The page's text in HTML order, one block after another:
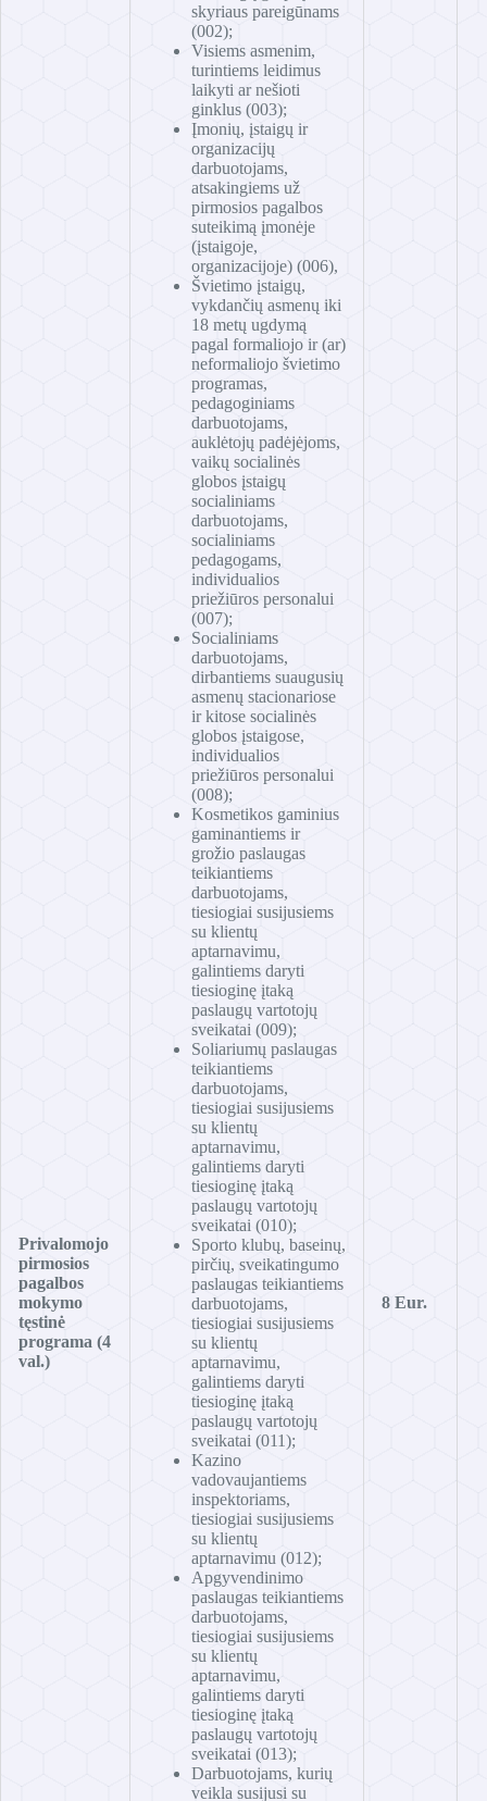
Privalomojo
pirmosios
pagalbos
mokymo
tęstinė
programa (4
val.)
skyriaus pareigūnams
(002);
Visiems asmenim,
turintiems leidimus
laikyti ar nešioti
ginklus (003);
Įmonių, įstaigų ir
organizacijų
darbuotojams,
atsakingiems už
pirmosios pagalbos
suteikimą įmonėje
(įstaigoje,
organizacijoje) (006),
Švietimo įstaigų,
vykdančių asmenų iki
18 metų ugdymą
pagal formaliojo ir (ar)
neformaliojo švietimo
programas,
pedagoginiams
darbuotojams,
auklėtojų padėjėjoms,
vaikų socialinės
globos įstaigų
socialiniams
darbuotojams,
socialiniams
pedagogams,
individualios
priežiūros personalui
(007);
Socialiniams
darbuotojams,
dirbantiems suaugusių
asmenų stacionariose
ir kitose socialinės
globos įstaigose,
individualios
priežiūros personalui
(008);
Kosmetikos gaminius
gaminantiems ir
grožio paslaugas
teikiantiems
darbuotojams,
tiesiogiai susijusiems
su klientų
aptarnavimu,
galintiems daryti
tiesioginę įtaką
paslaugų vartotojų
sveikatai (009);
Soliariumų paslaugas
teikiantiems
darbuotojams,
tiesiogiai susijusiems
su klientų
aptarnavimu,
galintiems daryti
tiesioginę įtaką
paslaugų vartotojų
sveikatai (010);
Sporto klubų, baseinų,
pirčių, sveikatingumo
paslaugas teikiantiems
darbuotojams,
tiesiogiai susijusiems
su klientų
aptarnavimu,
galintiems daryti
tiesioginę įtaką
paslaugų vartotojų
sveikatai (011);
Kazino
vadovaujantiems
inspektoriams,
tiesiogiai susijusiems
su klientų
aptarnavimu (012);
Apgyvendinimo
paslaugas teikiantiems
darbuotojams,
tiesiogiai susijusiems
su klientų
aptarnavimu,
galintiems daryti
tiesioginę įtaką
paslaugų vartotojų
sveikatai (013);
Darbuotojams, kurių
veikla susijusi su
8 Eur.